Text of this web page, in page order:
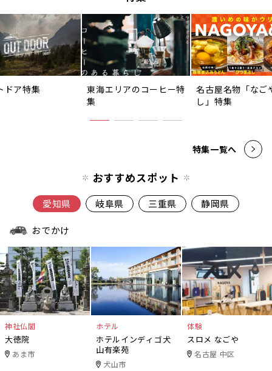
ドア特集
東海エリアのコーヒー特
集
名古屋名物「なご
し」特集
特集一覧へ
おすすめスポット
愛知県 岐阜県 三重県 静岡県
おでかけ
神社仏閣
大徳院
あま市
ホテル
ホテルインディゴ犬
山有楽苑
犬山市
体験
スロメ なごや
名古屋 中区